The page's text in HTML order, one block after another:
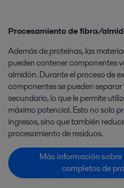
Procesamiento de fibra/
Además de proteínas, las
pueden contener componentes
almidón. Durante el proceso de
componentes se pueden
secundario, lo que le permite
máximo potencial. Esto no solo
ingresos, sino que también
procesamiento de residuos.
Más información
completos de